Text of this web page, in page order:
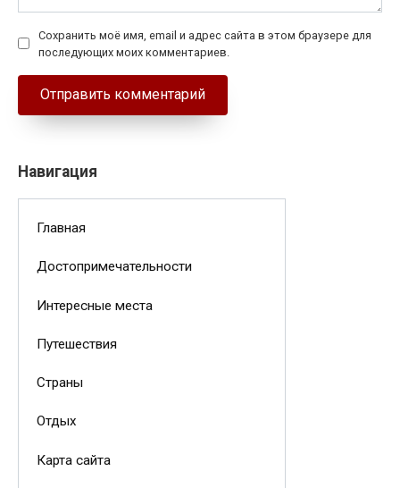
Сохранить моё имя, email и адрес сайта в этом браузере для
последующих моих комментариев.
Навигация
Главная
Достопримечательности
Интересные места
Путешествия
Страны
Отдых
Карта сайта